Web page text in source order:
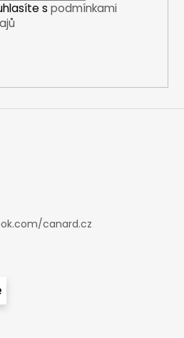
s podmínkami
canard.cz